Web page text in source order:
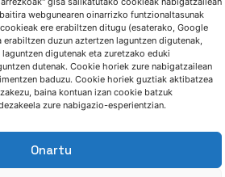
webgunearen oinarrizko funtzionaltasunak
ere erabiltzen ditugu (esaterako, Google
duzun aztertzen laguntzen digutenak,
digutenak eta zuretzako eduki
dutenak. Cookie horiek zure nabigatzailean
baduzu. Cookie horiek guztiak aktibatzea
baina kontuan izan cookie batzuk
zure nabigazio-esperientzian.
Onartu